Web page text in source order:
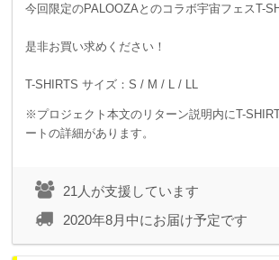
今回限定のPALOOZAとのコラボ宇宙フェスT-
是非お買い求めください！
T-SHIRTS サイズ：S / M / L / LL
※プロジェクト本文のリターン説明内にT-
ートの詳細があります。
21人が支援しています
2020年8月中にお届け予定です